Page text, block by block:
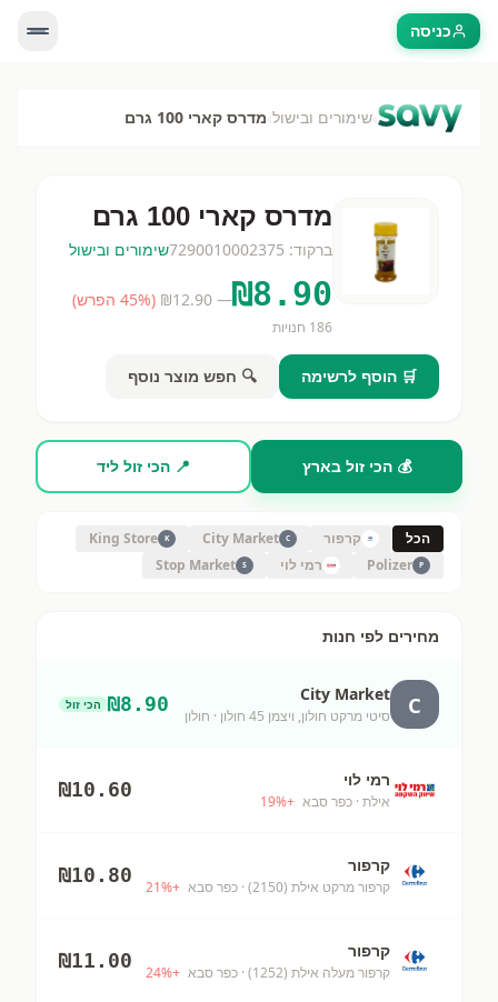
כניסה
›שימורים ובישול›מדרס קארי 100 גרם
מדרס קארי 100 גרם
ברקוד: 7290010002375שימורים ובישול
₪8.90
— ₪
12.90
(
45% הפרש)
186 חנויות
🛒 הוסף לרשימה 🔍 חפש מוצר נוסף
💰 הכי זול בארץ 📍 הכי זול ליד
הכל קרפור C
City Market
K
King Store
P
Polizer רמי לוי S
Stop Market
מחירים לפי חנות
C
City Market
סיטי מרקט חולון, ויצמן 45 חולון · חולון
₪8.90 הכי זול
רמי לוי
אילת · כפר סבא +
19%
₪10.60
קרפור
קרפור מרקט אילת (2150) · כפר סבא +
21%
₪10.80
קרפור
קרפור מעלה אילת (1252) · כפר סבא +
24%
₪11.00